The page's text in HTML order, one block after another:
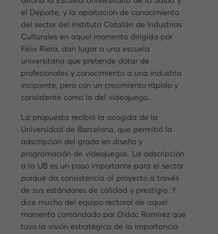
el Deporte, y la aportación de conocimiento
del sector del Instituto Catalán de Industrias
Culturales en aquel momento dirigida por
Fèlix Riera, dan lugar a una escuela
universitaria que pretende dotar de
profesionales y conocimiento a una industria
incipiente, pero con un crecimiento rápido y
consistente como la del videojuego.
La propuesta recibió la acogida de la
Universidad de Barcelona, que permitió la
adscripción del grado en diseño y
programación de videojuegos. La adscripción
a la UB es un paso importante para el sector
porque da consistencia al proyecto a través
de sus estándares de calidad y prestigio. Y
dice mucho del equipo rectoral de aquel
momento comandado por Dídac Ramírez que
tuvo la visión estratégica de la importancia